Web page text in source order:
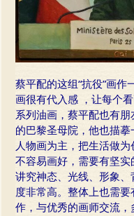
蔡平配的这组“抗役”画
画很有代入感 ，让每个
系列油画，蔡平配也有
的巴黎圣母院，他也描
人物画为主，把生活做
不容易画好，需要有坚
讲究神态、光线、形象
度非常高。整体上也需
作，与优秀的画师交流，